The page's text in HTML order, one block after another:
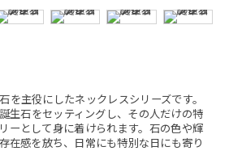
を主役にしたネックレスシリーズです。
生石をセッティングし、その人だけの特
ーとして身に着けられます。石の色や輝
在感を放ち、日常にも特別な日にも寄り